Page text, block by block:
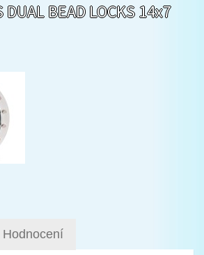
DUAL BEAD LOCKS 14x7
Hodnocení